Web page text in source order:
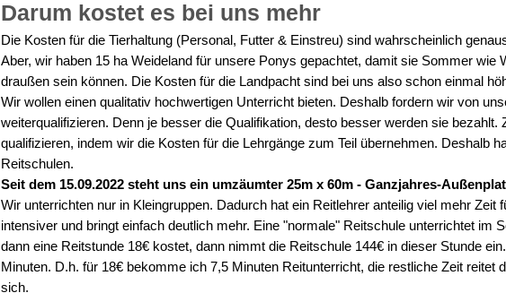
Darum kostet es bei uns mehr
Die Kosten für die Tierhaltung (Personal, Futter & Einstreu) sind wahrscheinlich
Aber, wir haben 15 ha Weideland für unsere Ponys gepachtet, damit sie Sommer wie
draußen sein können. Die Kosten für die Landpacht sind bei uns also schon einmal
Wir wollen einen qualitativ hochwertigen Unterricht bieten. Deshalb fordern wir von
weiterqualifizieren. Denn je besser die Qualifikation, desto besser werden sie bezahlt.
qualifizieren, indem wir die Kosten für die Lehrgänge zum Teil übernehmen. Deshalb
Reitschulen.
Seit dem 15.09.2022 steht uns ein umzäumter 25m x 60m - Ganzjahres-
Wir unterrichten nur in Kleingruppen. Dadurch hat ein Reitlehrer anteilig viel mehr Zeit
intensiver und bringt einfach deutlich mehr. Eine "normale" Reitschule unterrichtet im
dann eine Reitstunde 18€ kostet, dann nimmt die Reitschule 144€ in dieser Stunde
Minuten. D.h. für 18€ bekomme ich 7,5 Minuten Reitunterricht, die restliche Zeit reitet
sich.